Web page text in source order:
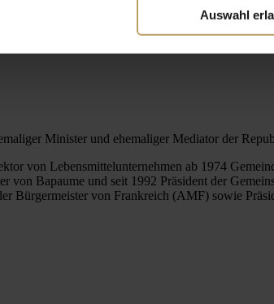
Auswahl
Minister und ehemaliger Mediator der
von Lebensmittelunternehmen ab 1974
von Bapaume und seit 1992 Präsident der
Bürgermeister von Frankreich (AMF) sowie